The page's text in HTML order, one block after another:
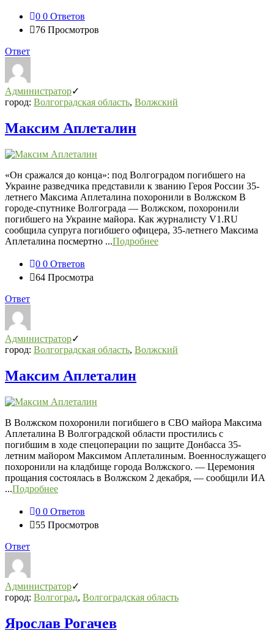
0 0 Ответов
76 Просмотров
Ответ
Администратор
город: Волгоградская область, Волжский
Максим Аплеталин
«Он сражался до конца»: под Волгоградом погибшего на
Украине разведчика представили к званию Героя России 35-
летнего Максима Аплеталина похоронили в Волжском В
городе-спутнике Волгограда — Волжском, похоронили
погибшего на Украине майора. Как журналисту V1.RU
сообщила супруга погибшего офицера, 35-летнего Максима
Аплеталина посмертно ...Подробнее
0 0 Ответов
64 Просмотра
Ответ
Администратор
город: Волгоградская область, Волжский
Максим Аплеталин
В Волжском похоронили погибшего в СВО майора Максима
Аплеталина В Волгоградской области простились с
погибшим в ходе спецоперации по защите Донбасса 35-
летним майором Максимом Аплеталиным. Военнослужащего
похоронили на кладбище города Волжского. — Церемония
прощания состоялась в Волжском 2 декабря, — сообщили ИА
...Подробнее
0 0 Ответов
55 Просмотров
Ответ
Администратор
город: Волгоград, Волгоградская область
Ярослав Рогачев